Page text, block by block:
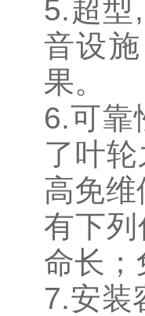
5.超型
音设
果。
6.可靠
了叶
高免
有下
命长；
7.安装